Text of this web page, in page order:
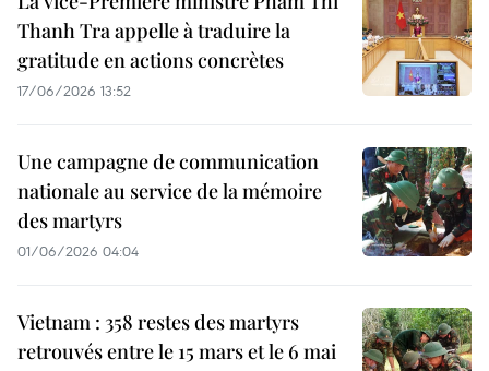
Thanh Tra appelle à traduire la
gratitude en actions concrètes
17/06/2026 13:52
Une campagne de communication
nationale au service de la mémoire
des martyrs
01/06/2026 04:04
Vietnam : 358 restes des martyrs
retrouvés entre le 15 mars et le 6 mai